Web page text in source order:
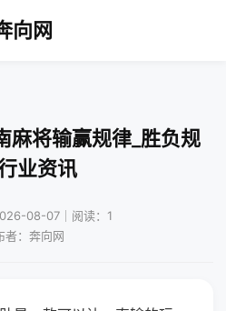
向网
麻将输赢规律_胜负规
业资讯
08-07｜阅读：1
者：奔向网